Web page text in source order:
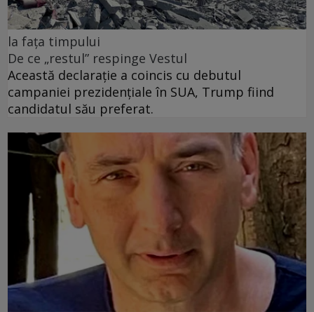
la fața timpului
De ce „restul” respinge Vestul
Această declarație a coincis cu debutul
campaniei prezidențiale în SUA, Trump fiind
candidatul său preferat.